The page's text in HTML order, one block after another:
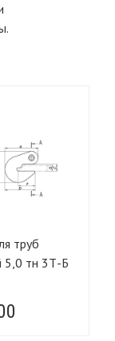
труб
торцевой 5,0 тн 3Т-Б